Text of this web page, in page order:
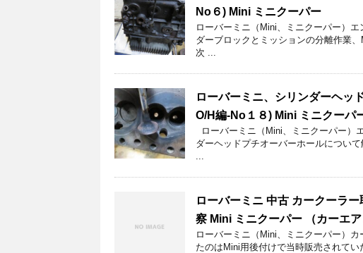
No６) Mini ミニクーパー
ローバーミニ（Mini、ミニクーパー）
ダーブロックとミッションの分離作業
次 ...
ローバーミニ、シリンダーヘ
O/H編-No１８) Mini ミニクーパ
ローバーミニ（Mini、ミニクーパー）
ダーヘッドプチオーバーホールについ
...
ローバーミニ 中古 カークーラ
察 Mini ミニクーパー （カーエ
ローバーミニ（Mini、ミニクーパー）
たのはMini用後付けで当時販売されて